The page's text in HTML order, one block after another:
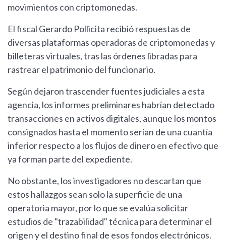
movimientos con criptomonedas.
El fiscal Gerardo Pollicita recibió respuestas de
diversas plataformas operadoras de criptomonedas y
billeteras virtuales, tras las órdenes libradas para
rastrear el patrimonio del funcionario.
Según dejaron trascender fuentes judiciales a esta
agencia, los informes preliminares habrían detectado
transacciones en activos digitales, aunque los montos
consignados hasta el momento serían de una cuantía
inferior respecto a los flujos de dinero en efectivo que
ya forman parte del expediente.
No obstante, los investigadores no descartan que
estos hallazgos sean solo la superficie de una
operatoria mayor, por lo que se evalúa solicitar
estudios de "trazabilidad" técnica para determinar el
origen y el destino final de esos fondos electrónicos.